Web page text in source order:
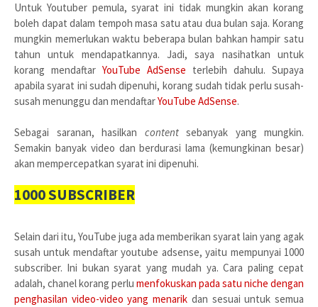
Untuk Youtuber pemula, syarat ini tidak mungkin akan korang
boleh dapat dalam tempoh masa satu atau dua bulan saja. Korang
mungkin memerlukan waktu beberapa bulan bahkan hampir satu
tahun untuk mendapatkannya. Jadi, saya nasihatkan untuk
korang mendaftar YouTube AdSense terlebih dahulu. Supaya
apabila syarat ini sudah dipenuhi, korang sudah tidak perlu susah-
susah menunggu dan mendaftarYouTube AdSense.
Sebagai saranan, hasilkan content sebanyak yang mungkin.
Semakin banyak video dan berdurasi lama (kemungkinan besar)
akan mempercepatkan syarat ini dipenuhi.
1000 SUBSCRIBER
Selain dari itu, YouTube juga ada memberikan syarat lain yang agak
susah untuk mendaftar youtube adsense, yaitu mempunyai 1000
subscriber. Ini bukan syarat yang mudah ya. Cara paling cepat
adalah, chanel korang perlu menfokuskan pada satu niche dengan
penghasilan video-video yang menarik dan sesuai untuk semua